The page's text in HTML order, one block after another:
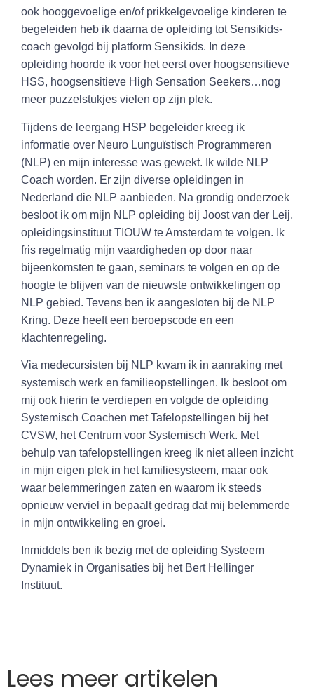
ook hooggevoelige en/of prikkelgevoelige kinderen te
begeleiden heb ik daarna de opleiding tot Sensikids-
coach gevolgd bij platform Sensikids. In deze
opleiding hoorde ik voor het eerst over hoogsensitieve
HSS, hoogsensitieve High Sensation Seekers…nog
meer puzzelstukjes vielen op zijn plek.
Tijdens de leergang HSP begeleider kreeg ik
informatie over Neuro Lunguïstisch Programmeren
(NLP) en mijn interesse was gewekt. Ik wilde NLP
Coach worden. Er zijn diverse opleidingen in
Nederland die NLP aanbieden. Na grondig onderzoek
besloot ik om mijn NLP opleiding bij Joost van der Leij,
opleidingsinstituut TIOUW te Amsterdam te volgen. Ik
fris regelmatig mijn vaardigheden op door naar
bijeenkomsten te gaan, seminars te volgen en op de
hoogte te blijven van de nieuwste ontwikkelingen op
NLP gebied. Tevens ben ik aangesloten bij de NLP
Kring. Deze heeft een beroepscode en een
klachtenregeling.
Via medecursisten bij NLP kwam ik in aanraking met
systemisch werk en familieopstellingen. Ik besloot om
mij ook hierin te verdiepen en volgde de opleiding
Systemisch Coachen met Tafelopstellingen bij het
CVSW, het Centrum voor Systemisch Werk. Met
behulp van tafelopstellingen kreeg ik niet alleen inzicht
in mijn eigen plek in het familiesysteem, maar ook
waar belemmeringen zaten en waarom ik steeds
opnieuw verviel in bepaalt gedrag dat mij belemmerde
in mijn ontwikkeling en groei.
Inmiddels ben ik bezig met de opleiding Systeem
Dynamiek in Organisaties bij het Bert Hellinger
Instituut.
Lees meer artikelen